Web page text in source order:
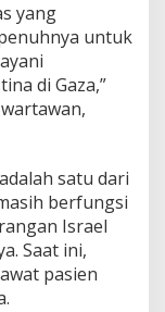
yang
untuk
di Gaza,”
satu dari
berfungsi
Israel
Saat ini,
pasien